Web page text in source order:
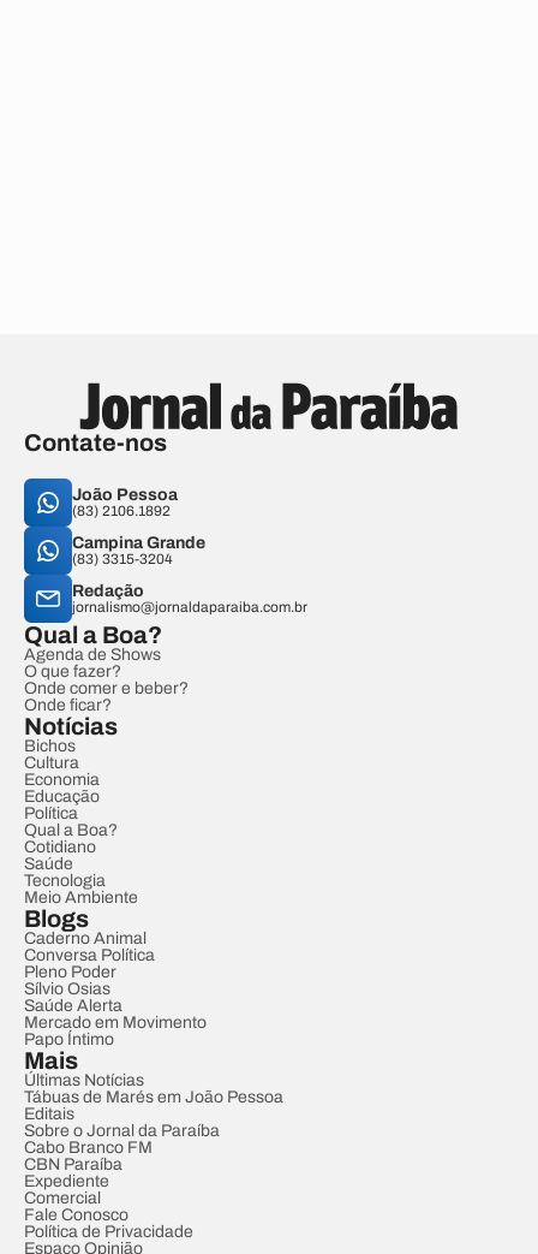
Contate-nos
João Pessoa
(83) 2106.1892
Campina Grande
(83) 3315-3204
Redação
jornalismo@jornaldaparaiba.com.br
Qual a Boa?
Agenda de Shows
O que fazer?
Onde comer e beber?
Onde ficar?
Notícias
Bichos
Cultura
Economia
Educação
Política
Qual a Boa?
Cotidiano
Saúde
Tecnologia
Meio Ambiente
Blogs
Caderno Animal
Conversa Política
Pleno Poder
Sílvio Osias
Saúde Alerta
Mercado em Movimento
Papo Íntimo
Mais
Últimas Notícias
Tábuas de Marés em João Pessoa
Editais
Sobre o Jornal da Paraíba
Cabo Branco FM
CBN Paraíba
Expediente
Comercial
Fale Conosco
Política de Privacidade
Espaço Opinião